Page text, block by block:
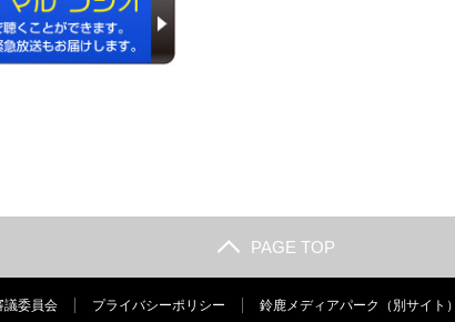
PAGE TOP
議委員会 プライバシーポリシー 鈴鹿メディアパーク（別サイト）